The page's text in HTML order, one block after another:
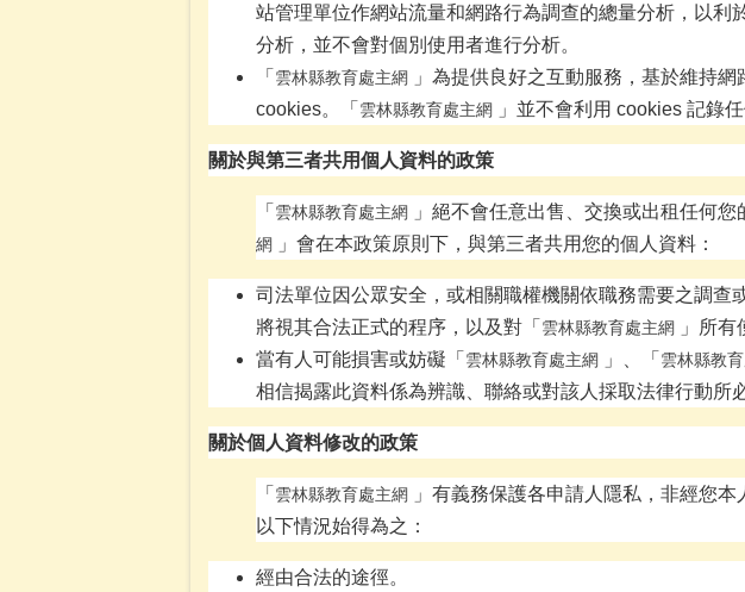
站管理單位作網站流量和網路行為調查的總量分析，以利
分析，並不會對個別使用者進行分析。
「 雲林縣教育處主網 」為提供良好之互動服務，基於維持
cookies。「 雲林縣教育處主網 」並不會利用 cookies 記錄
關於與第三者共用個人資料的政策
「 雲林縣教育處主網 」絕不會任意出售、交換或出租任何
網 」會在本政策原則下，與第三者共用您的個人資料：
司法單位因公眾安全，或相關職權機關依職務需要之調查
將視其合法正式的程序，以及對「 雲林縣教育處主網 」所有
當有人可能損害或妨礙「 雲林縣教育處主網 」、「 雲林縣教
相信揭露此資料係為辨識、聯絡或對該人採取法律行動所
關於個人資料修改的政策
「 雲林縣教育處主網 」有義務保護各申請人隱私，非經您
以下情況始得為之：
經由合法的途徑。